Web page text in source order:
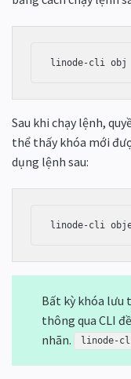
Sau khi chạy lệnh,
thể thấy khóa mới
dụng lệnh sau:
Bất kỳ khóa lưu
thông qua CLI
nhãn.
linode-